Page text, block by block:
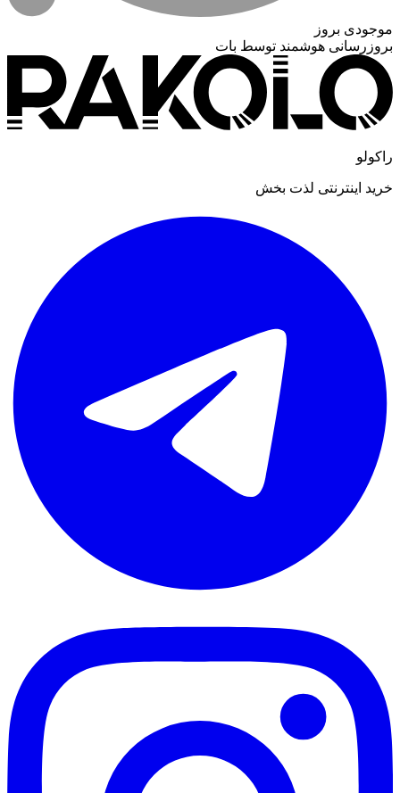
موجودی بروز
بروزرسانی هوشمند توسط بات
راکولو
خرید اینترنتی لذت بخش